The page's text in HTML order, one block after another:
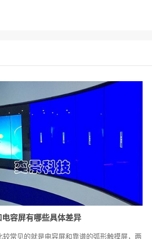
容屏有哪些具体差异
较常见的就是电容屏和靠谱的弧形触摸屏，两